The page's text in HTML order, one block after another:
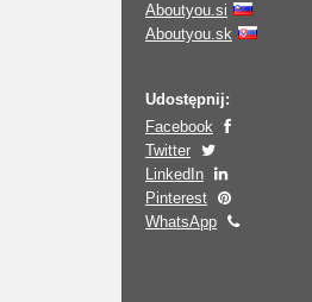
Aboutyou.si
Aboutyou.sk
Udostępnij:
Facebook
Twitter
LinkedIn
Pinterest
WhatsApp